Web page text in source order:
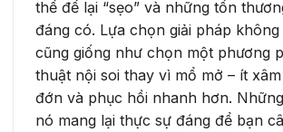
thể để lại “sẹo” và những tổn
đáng có. Lựa chọn giải pháp
cũng giống như chọn một phương
thuật nội soi thay vì mổ mở – ít
đớn và phục hồi nhanh hơn.
nó mang lại thực sự đáng để bạn